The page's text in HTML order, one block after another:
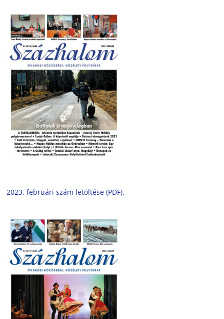
2023. februári szám letöltése (PDF).